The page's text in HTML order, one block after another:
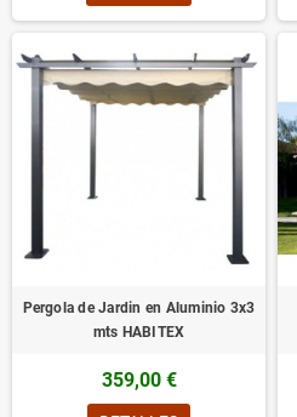
Pergola de Jardin en Aluminio 3x3
mts HABITEX
359,00 €